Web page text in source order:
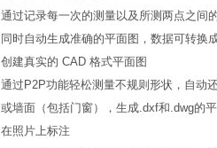
通过记录每一次的测量以及所测两点之间
同时自动生成准确的平面图，数据可转换
创建真实的 CAD 格式平面图
通过P2P功能轻松测量不规则形状，自动
或墙面（包括门窗），生成.dxf和.dwg的
在照片上标注